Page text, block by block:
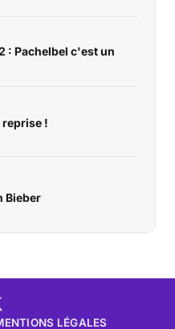
: Pachelbel c'est un
reprise !
Bieber
LÉGALES